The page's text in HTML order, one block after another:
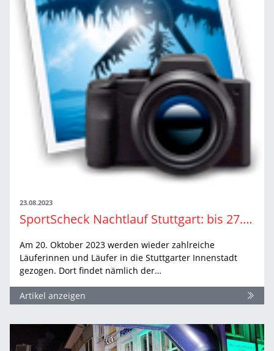
23.08.2023
SportScheck Nachtlauf Stuttgart: bis 27. August 20% auf die Startgebühr sichern
Am 20. Oktober 2023 werden wieder zahlreiche
Läuferinnen und Läufer in die Stuttgarter Innenstadt
gezogen. Dort findet nämlich der…
Artikel anzeigen